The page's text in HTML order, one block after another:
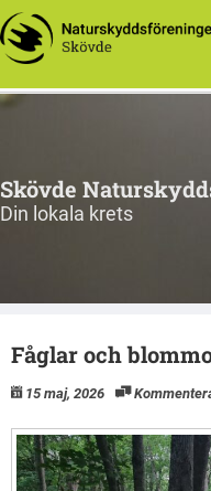
Skövde
Din lokala krets
Fåglar och
15 maj, 2026